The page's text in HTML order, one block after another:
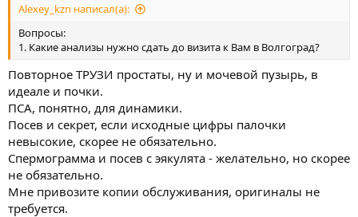
Alexey_kzn написал(а):
Вопросы:
1. Какие анализы нужно сдать до визита к Вам в Волгоград?
Повторное ТРУЗИ простаты, ну и мочевой пузырь, в
идеале и почки.
ПСА, понятно, для динамики.
Посев и секрет, если исходные цифры палочки
невысокие, скорее не обязательно.
Спермограмма и посев с эякулята - желательно, но скорее
не обязательно.
Мне привозите копии обслуживания, оригиналы не
требуется.